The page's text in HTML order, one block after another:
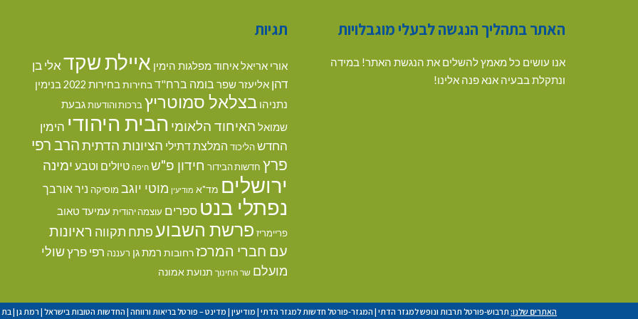
האתר בתהליך הנגשה לבעלי מוגבלויות
אנו עושים כל מאמץ להשלים את הנגשת האתר! במידה
ונתקלת בבעיה אנא פנה אלינו!
תגיות
אורי אריאלאיחוד מפלגות הימין איילת שקדאלי בן
דהן אליעזר שפר בומה ברח"דבחירות בחירות 2022
בנימין
נתניהו בצלאל סמוטריץ ברכות והודעותגבעת
שמואל האיחוד הלאומי הבית היהודי הימין
החדשהליכוד המלצת דתילי הציונות הדתיתהרב רפי
פרץ חדשות הבידור חידון פ"ש חיפה טיולים וטבע ימינה
ירושלים מד"א מודיעין מוטי יוגב מוסיקה ניר אורבך
נפתלי בנט ספרים עוצמה יהודית עמיעד טאוב
פריימריז פרשת השבועפתח תקווה ראיונות
עם חברי המרכזרחובות רמת גן רעננה רפי פרץשולי
מועלם שר החינוך תנועת אמונה
האתרים שלנו: תרבוש-פורטל תרבות ונופש למגזר הדתי | המגזר-פורטל חדשות למגזר הדתי | מודיעין | מדינט – פורטל בריאות ורווחה | החדשות הטובות בישראל | רמת גן |בת